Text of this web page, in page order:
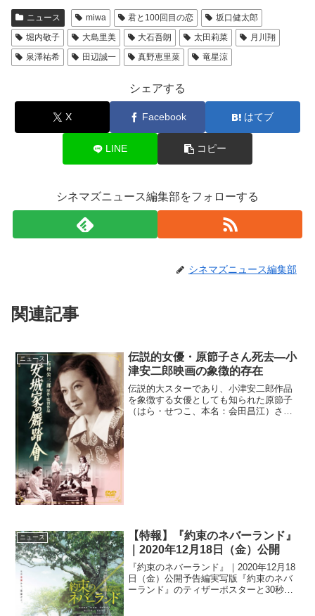
ニュース miwa 君と100回目の恋
坂口健太郎
堀内敬子
大島里美 大石吾朗 太田莉菜
月川翔
泉澤祐希
田辺誠一 真野恵里菜 竜星涼
シェアする
X Facebook はてブ
LINE コピー
シネマズニュース編集部をフォローする
シネマズニュース編集部
関連記事
ニュース
伝説的女優・原節子さん死去―小
津安二郎映画の象徴的存在
伝説的大スターであり、小津安二郎作品
を象徴する女優としても知られた原節子
（はら・せつこ、本名：会田昌江）さん
ニュース
【特報】『約束のネバーランド』
｜2020年12月18日（金）公開
『約束のネバーランド』｜2020年12月18
日（金）公開予告編実写版『約束のネバ
ーランド』のティザーポスターと30秒の